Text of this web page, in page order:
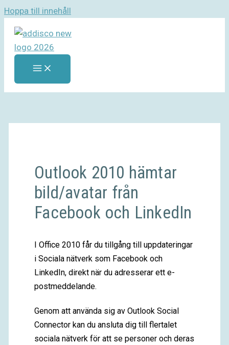
Hoppa till innehåll
Outlook 2010 hämtar
bild/avatar från
Facebook och LinkedIn
I Office 2010 får du tillgång till uppdateringar
i Sociala nätverk som Facebook och
LinkedIn, direkt när du adresserar ett e-
postmeddelande.
Genom att använda sig av Outlook Social
Connector kan du ansluta dig till flertalet
sociala nätverk för att se personer och deras